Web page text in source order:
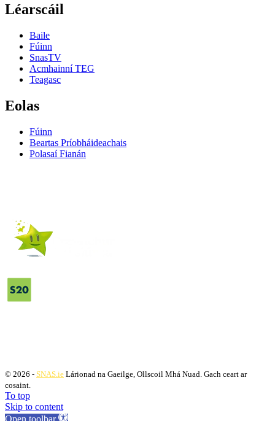
Léarscáil
Baile
Fúinn
SnasTV
Acmhainní TEG
Teagasc
Eolas
Fúinn
Beartas Príobháideachais
Polasaí Fianán
© 2026 - SNAS.ie Lárionad na Gaeilge, Ollscoil Mhá Nuad. Gach ceart ar
cosaint.
To top
Skip to content
Open toolbar